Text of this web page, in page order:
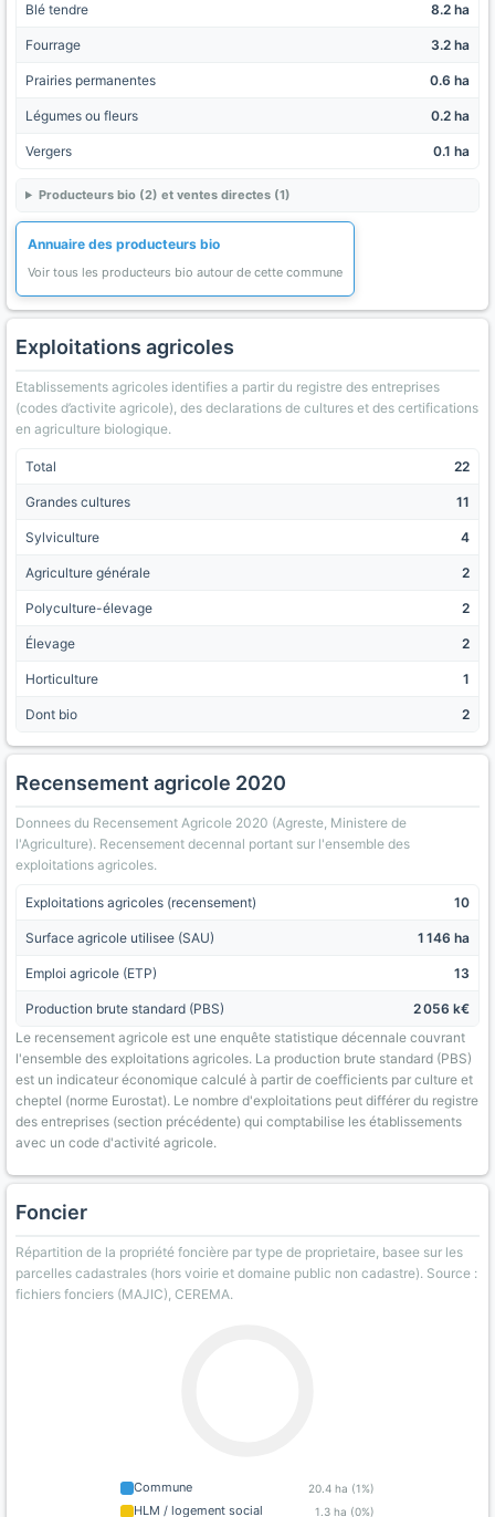
Blé tendre 8.2 ha
Fourrage 3.2 ha
Prairies permanentes 0.6 ha
Légumes ou fleurs 0.2 ha
Vergers 0.1 ha
Producteurs bio (2) et ventes directes (1)
Annuaire des producteurs bio
Voir tous les producteurs bio autour de cette commune
Exploitations agricoles
Etablissements agricoles identifies a partir du registre des entreprises
(codes d’activite agricole), des declarations de cultures et des certifications
en agriculture biologique.
Total 22
Grandes cultures 11
Sylviculture 4
Agriculture générale 2
Polyculture-élevage 2
Élevage 2
Horticulture 1
Dont bio 2
Recensement agricole 2020
Donnees du Recensement Agricole 2020 (Agreste, Ministere de
l'Agriculture). Recensement decennal portant sur l'ensemble des
exploitations agricoles.
Exploitations agricoles (recensement) 10
Surface agricole utilisee (SAU) 1 146 ha
Emploi agricole (ETP) 13
Production brute standard (PBS)
2 056 k€
Le recensement agricole est une enquête statistique décennale couvrant
l'ensemble des exploitations agricoles. La production brute standard (PBS)
est un indicateur économique calculé à partir de coefficients par culture et
cheptel (norme Eurostat). Le nombre d'exploitations peut différer du registre
des entreprises (section précédente) qui comptabilise les établissements
avec un code d'activité agricole.
Foncier
Répartition de la propriété foncière par type de proprietaire, basee sur les
parcelles cadastrales (hors voirie et domaine public non cadastre). Source :
fichiers fonciers (MAJIC), CEREMA.
Commune 20.4 ha (1%)
HLM / logement social 1.3 ha (0%)